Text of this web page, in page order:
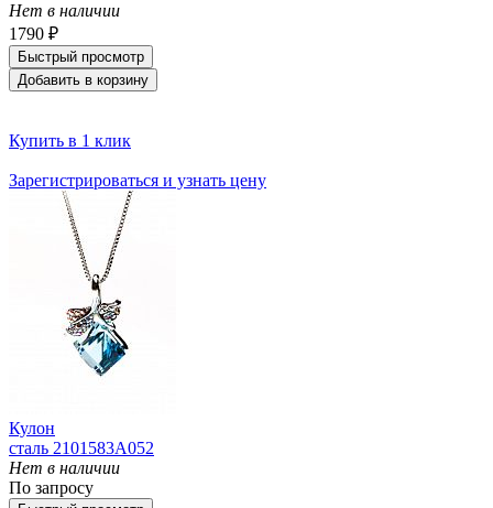
Нет в наличии
1790 ₽
Быстрый просмотр
Добавить в корзину
Купить в 1 клик
Зарегистрироваться и узнать цену
Кулон
сталь 2101583A052
Нет в наличии
По запросу